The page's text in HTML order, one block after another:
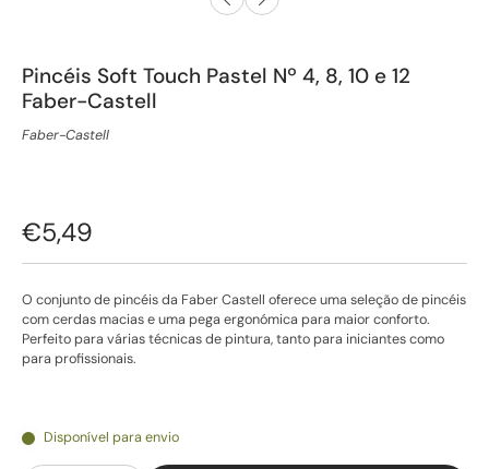
Pincéis Soft Touch Pastel Nº 4, 8, 10 e 12
Faber-Castell
Faber-Castell
€5,49
O conjunto de pincéis da Faber Castell oferece uma seleção de pincéis
com cerdas macias e uma pega ergonómica para maior conforto.
Perfeito para várias técnicas de pintura, tanto para iniciantes como
para profissionais.
Disponível para envio